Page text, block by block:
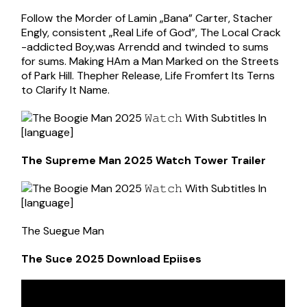
Follow the Morder of Lamin „Bana” Carter, Stacher
Engly, consistent „Real Life of God”, The Local Crack
-addicted Boy,was Arrendd and twinded to sums
for sums. Making HAm a Man Marked on the Streets
of Park Hill. Thepher Release, Life Fromfert Its Terns
to Clarify It Name.
The Supreme Man 2025 Watch Tower Trailer
The Suegue Man
The Suce 2025 Download Epiises